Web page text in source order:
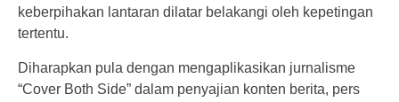
keberpihakan lantaran dilatar belakangi oleh kepetingan
tertentu.
Diharapkan pula dengan mengaplikasikan jurnalisme
“Cover Both Side” dalam penyajian konten berita, pers